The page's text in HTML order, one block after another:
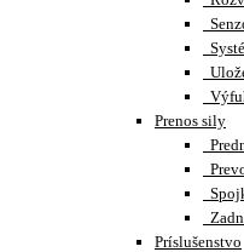
Prenos sily
Príslušenstvo